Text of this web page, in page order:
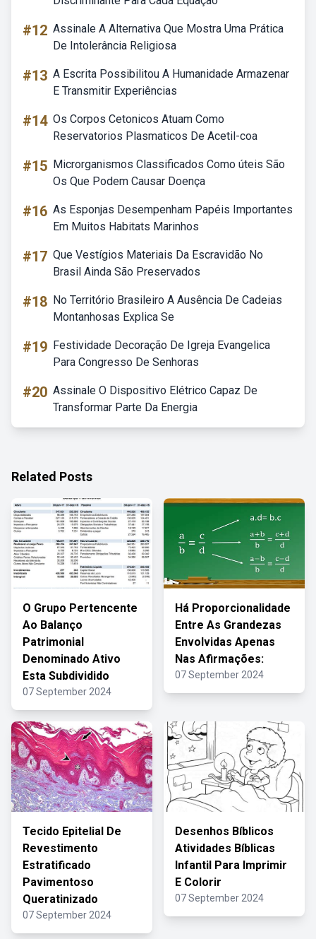
#12 Assinale A Alternativa Que Mostra Uma Prática
De Intolerância Religiosa
#13 A Escrita Possibilitou A Humanidade Armazenar
E Transmitir Experiências
#14 Os Corpos Cetonicos Atuam Como
Reservatorios Plasmaticos De Acetil-coa
#15 Microrganismos Classificados Como úteis São
Os Que Podem Causar Doença
#16 As Esponjas Desempenham Papéis Importantes
Em Muitos Habitats Marinhos
#17 Que Vestígios Materiais Da Escravidão No
Brasil Ainda São Preservados
#18 No Território Brasileiro A Ausência De Cadeias
Montanhosas Explica Se
#19 Festividade Decoração De Igreja Evangelica
Para Congresso De Senhoras
#20 Assinale O Dispositivo Elétrico Capaz De
Transformar Parte Da Energia
Related Posts
O Grupo Pertencente
Ao Balanço
Patrimonial
Denominado Ativo
Esta Subdividido
07 September 2024
Há Proporcionalidade
Entre As Grandezas
Envolvidas Apenas
Nas Afirmações:
07 September 2024
Tecido Epitelial De
Revestimento
Estratificado
Pavimentoso
Queratinizado
07 September 2024
Desenhos Bíblicos
Atividades Bíblicas
Infantil Para Imprimir
E Colorir
07 September 2024